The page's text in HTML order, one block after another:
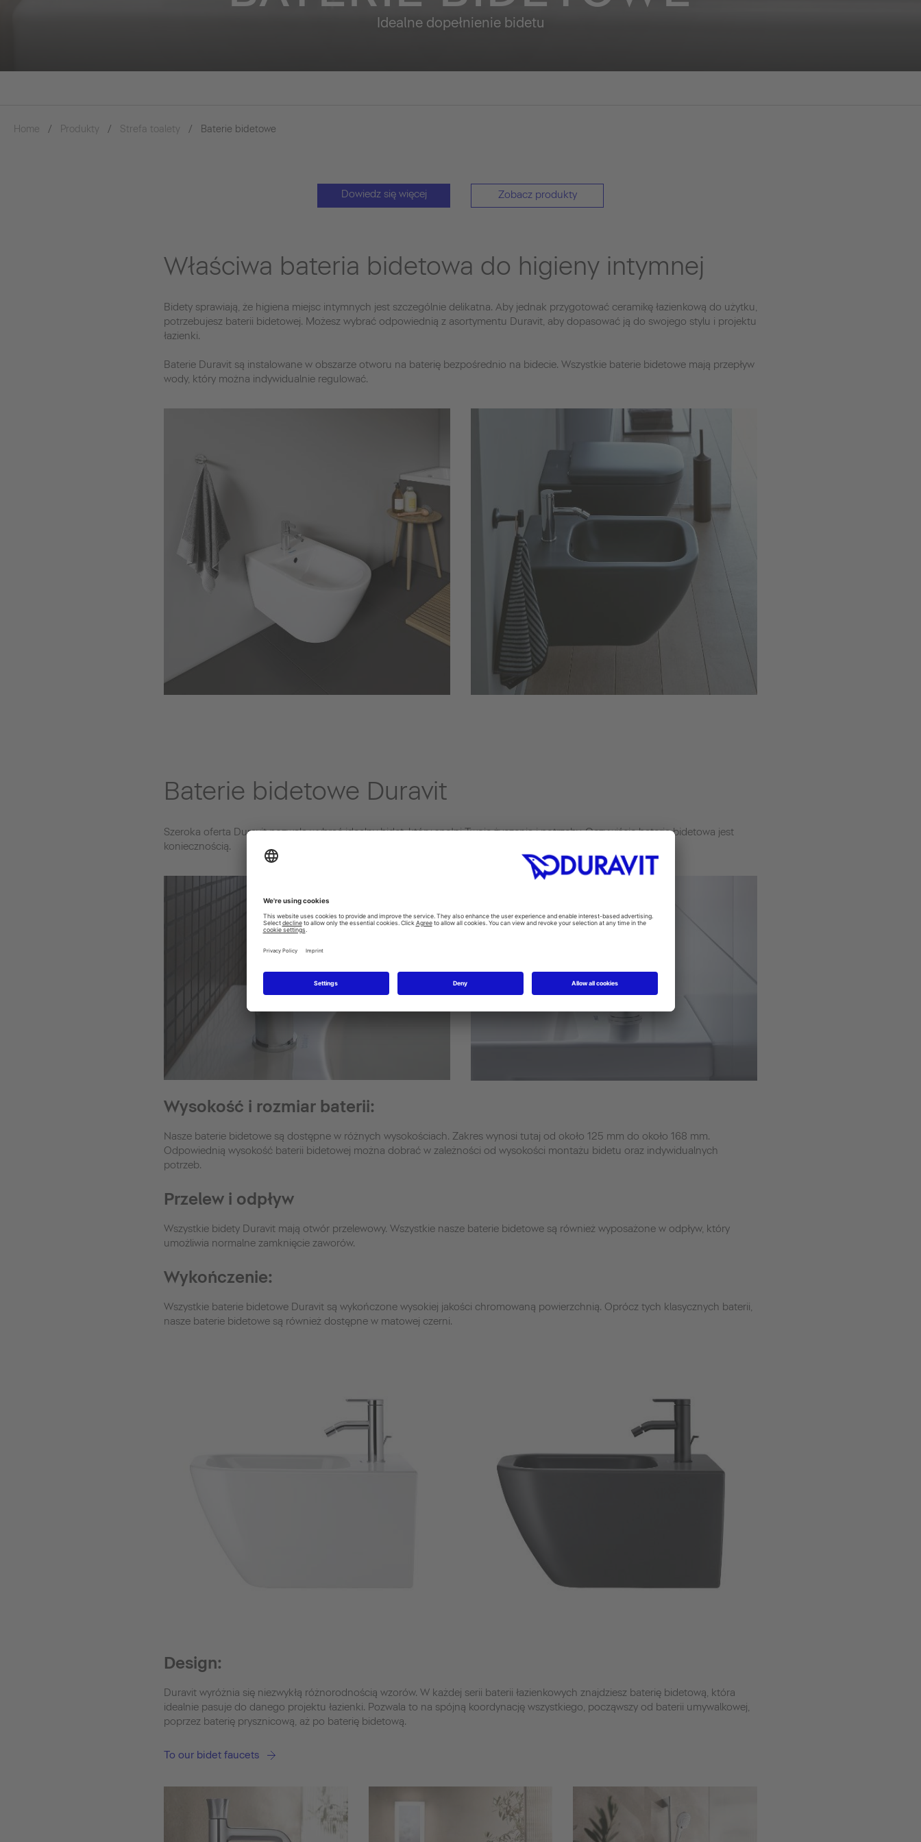
Idealne dopełnienie bidetu
Home Produkty Strefa toalety Baterie bidetowe
Dowiedz się więcej Zobacz produkty
Właściwa bateria bidetowa do higieny intymnej
Bidety sprawiają, że higiena miejsc intymnych jest szczególnie delikatna. Aby jednak przygotować ceramikę łazienkową do użytku,
potrzebujesz baterii bidetowej. Możesz wybrać odpowiednią z asortymentu Duravit, aby dopasować ją do swojego stylu i projektu
łazienki.
Baterie Duravit są instalowane w obszarze otworu na baterię bezpośrednio na bidecie. Wszystkie baterie bidetowe mają przepływ
wody, który można indywidualnie regulować.
Baterie bidetowe Duravit
Szeroka oferta Duravit pozwala wybrać idealny bidet, który spełni Twoje życzenia i potrzeby. Oczywiście bateria bidetowa jest
koniecznością.
Wysokość i rozmiar baterii:
Nasze baterie bidetowe są dostępne w różnych wysokościach. Zakres wynosi tutaj od około 125 mm do około 168 mm.
Odpowiednią wysokość baterii bidetowej można dobrać w zależności od wysokości montażu bidetu oraz indywidualnych
potrzeb.
Przelew i odpływ
Wszystkie bidety Duravit mają otwór przelewowy. Wszystkie nasze baterie bidetowe są również wyposażone w odpływ, który
umożliwia normalne zamknięcie zaworów.
Wykończenie:
Wszystkie baterie bidetowe Duravit są wykończone wysokiej jakości chromowaną powierzchnią. Oprócz tych klasycznych baterii,
nasze baterie bidetowe są również dostępne w matowej czerni.
Design:
Duravit wyróżnia się niezwykłą różnorodnością wzorów. W każdej serii baterii łazienkowych znajdziesz baterię bidetową, która
idealnie pasuje do danego projektu łazienki. Pozwala to na spójną koordynację wszystkiego, począwszy od baterii umywalkowej,
poprzez baterię prysznicową, aż po baterię bidetową.
To our bidet faucets